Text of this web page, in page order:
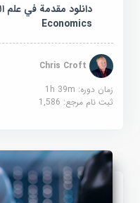
Economics
Chris Croft
زمان دوره: 1h 39m
ثبت نام مرجع:1,586